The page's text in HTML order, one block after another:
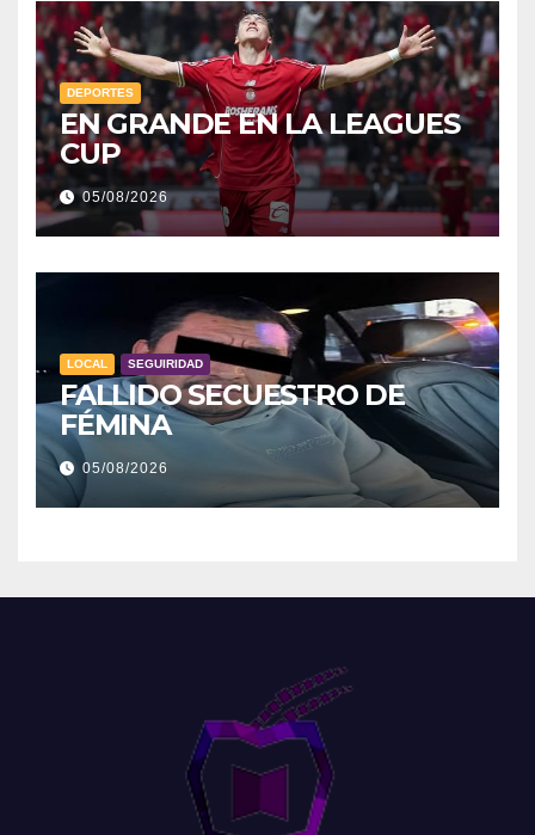
DEPORTES
EN GRANDE EN LA LEAGUES
CUP
05/08/2026
LOCAL SEGUIRIDAD
FALLIDO SECUESTRO DE
FÉMINA
05/08/2026